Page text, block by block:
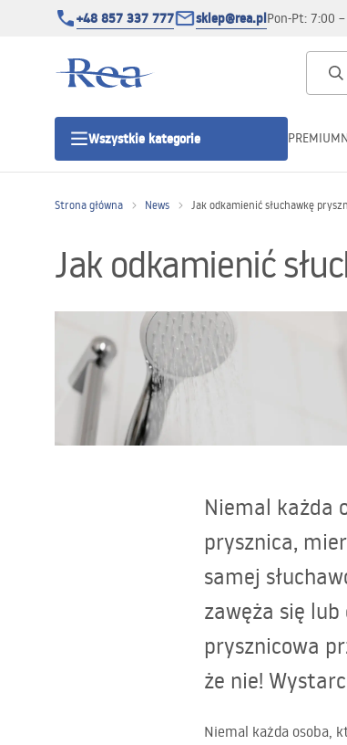
+48 857 337 777 sklep@rea.plPon-Pt: 7:00
Wszystkie kategorie
Kategorie produktowe
Brodziki prysznicowe
Odpływy liniowe
Wanny i parawany
PREMIUM
Strona główna News Jak odkamienić słuchawkę
Jak odkamienić
Niemal każda
prysznica,
samej
zawęża się
prysznicowa
że nie!
Niemal każda osoba,